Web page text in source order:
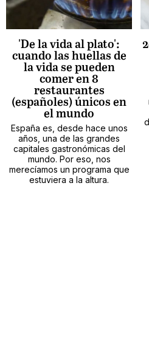
'De la vida al plato':
cuando las huellas de
la vida se pueden
comer en 8
restaurantes
(españoles) únicos en
el mundo
España es, desde hace unos
años, una de las grandes
capitales gastronómicas del
mundo. Por eso, nos
merecíamos un programa que
estuviera a la altura.